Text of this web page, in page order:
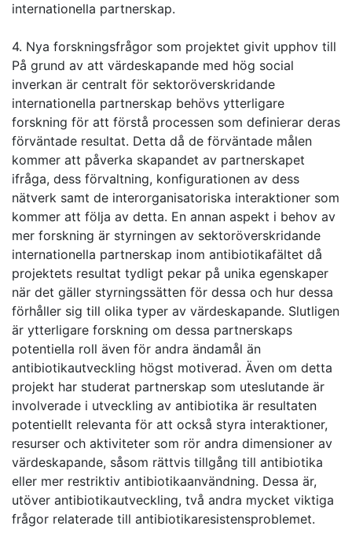
internationella partnerskap.
4. Nya forskningsfrågor som projektet givit upphov till
På grund av att värdeskapande med hög social
inverkan är centralt för sektoröverskridande
internationella partnerskap behövs ytterligare
forskning för att förstå processen som definierar deras
förväntade resultat. Detta då de förväntade målen
kommer att påverka skapandet av partnerskapet
ifråga, dess förvaltning, konfigurationen av dess
nätverk samt de interorganisatoriska interaktioner som
kommer att följa av detta. En annan aspekt i behov av
mer forskning är styrningen av sektoröverskridande
internationella partnerskap inom antibiotikafältet då
projektets resultat tydligt pekar på unika egenskaper
när det gäller styrningssätten för dessa och hur dessa
förhåller sig till olika typer av värdeskapande. Slutligen
är ytterligare forskning om dessa partnerskaps
potentiella roll även för andra ändamål än
antibiotikautveckling högst motiverad. Även om detta
projekt har studerat partnerskap som uteslutande är
involverade i utveckling av antibiotika är resultaten
potentiellt relevanta för att också styra interaktioner,
resurser och aktiviteter som rör andra dimensioner av
värdeskapande, såsom rättvis tillgång till antibiotika
eller mer restriktiv antibiotikaanvändning. Dessa är,
utöver antibiotikautveckling, två andra mycket viktiga
frågor relaterade till antibiotikaresistensproblemet.